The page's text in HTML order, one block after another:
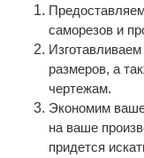
саморезов и
размеров, а
чертежам.
Экономим
на ваше
придется